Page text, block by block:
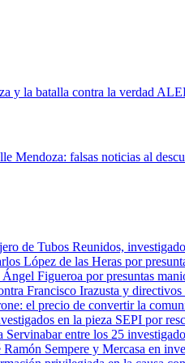
Mendoza: falsas noticias al
de Tubos Reunidos,
López de las Heras por
Figueroa por presuntas
Francisco Irazusta y
el precio de convertir la
en la pieza SEPI por
entre los 25
Sempere y Mercasa en